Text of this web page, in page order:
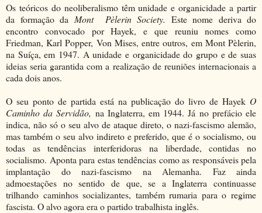
Os teóricos do neoliberalismo têm unidade e organicidade a partir
da formação da Mont Pèlerin Society. Este nome deriva do
encontro convocado por Hayek, e que reuniu nomes como
Friedman, Karl Popper, Von Mises, entre outros, em Mont Pèlerin,
na Suíça, em 1947. A unidade e organicidade do grupo e de suas
ideias seria garantida com a realização de reuniões internacionais a
cada dois anos.
O seu ponto de partida está na publicação do livro de Hayek O
Caminho da Servidão, na Inglaterra, em 1944. Já no prefácio ele
indica, não só o seu alvo de ataque direto, o nazi-fascismo alemão,
mas também o seu alvo indireto e preferido, que é o socialismo, ou
todas as tendências interferidoras na liberdade, contidas no
socialismo. Aponta para estas tendências como as responsáveis pela
implantação do nazi-fascismo na Alemanha. Faz ainda
admoestações no sentido de que, se a Inglaterra continuasse
trilhando caminhos socializantes, também rumaria para o regime
fascista. O alvo agora era o partido trabalhista inglês.